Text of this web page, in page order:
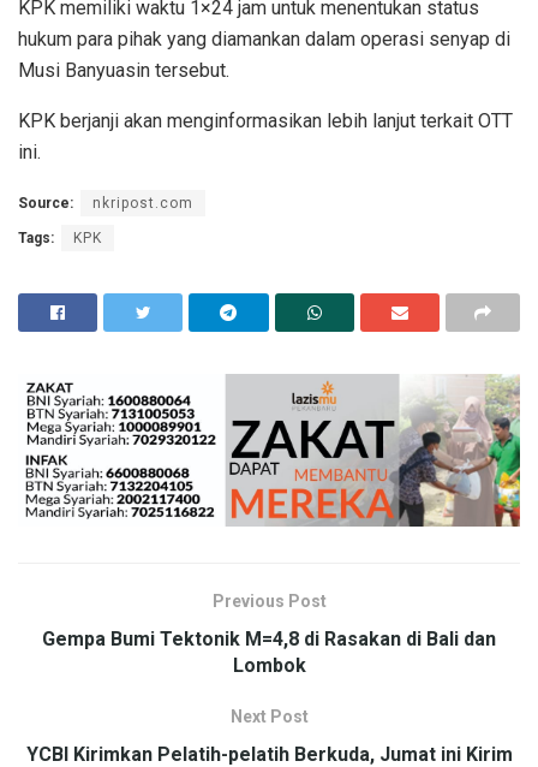
KPK memiliki waktu 1×24 jam untuk menentukan status
hukum para pihak yang diamankan dalam operasi senyap di
Musi Banyuasin tersebut.
KPK berjanji akan menginformasikan lebih lanjut terkait OTT
ini.
Source: nkripost.com
Tags: KPK
Previous Post
Gempa Bumi Tektonik M=4,8 di Rasakan di Bali dan
Lombok
Next Post
YCBI Kirimkan Pelatih-pelatih Berkuda, Jumat ini Kirim